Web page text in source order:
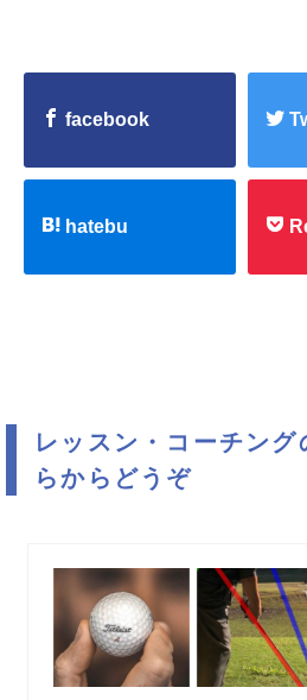
facebook
hatebu
レッスン・コーチング
らからどうぞ